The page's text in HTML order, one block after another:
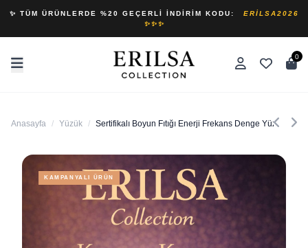
✨ TÜM ÜRÜNLERDE %20 GEÇERLI İNDIRIM KODU:
ERILSA2026
✨✨✨
0
Anasayfa / Yüzük / Sertifikalı Boyun Fıtığı Enerji Frekans Denge Yüzüğü –
KAMPANYALI ÜRÜN